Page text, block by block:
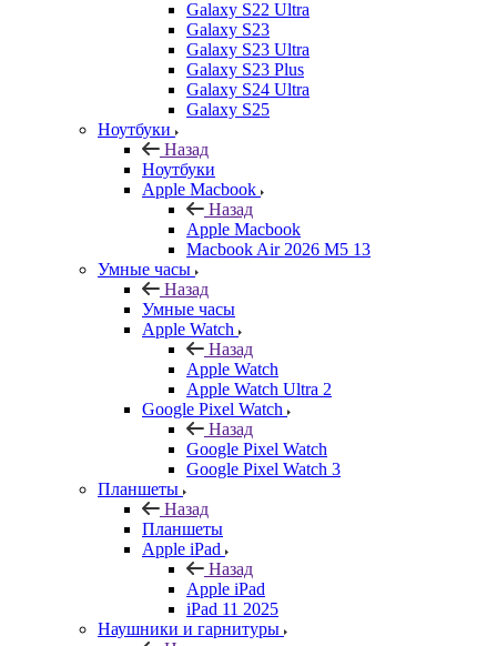
Galaxy S22 Ultra
Galaxy S23
Galaxy S23 Ultra
Galaxy S23 Plus
Galaxy S24 Ultra
Galaxy S25
Ноутбуки
Назад
Ноутбуки
Apple Macbook
Назад
Apple Macbook
Macbook Air 2026 M5 13
Умные часы
Назад
Умные часы
Apple Watch
Назад
Apple Watch
Apple Watch Ultra 2
Google Pixel Watch
Назад
Google Pixel Watch
Google Pixel Watch 3
Планшеты
Назад
Планшеты
Apple iPad
Назад
Apple iPad
iPad 11 2025
Наушники и гарнитуры